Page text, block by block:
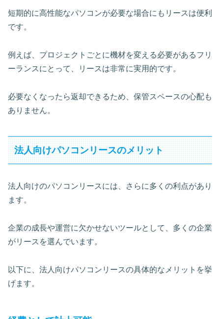
短期的に高性能なパソコンが必要な場合にもリースは便利
です。
例えば、プロジェクトごとに機材を変える必要があるフリ
ーランスにとって、リースは非常に実用的です。
必要なくなったら返却できるため、保管スペースの心配も
ありません。
法人向けパソコンリースのメリット
法人向けのパソコンリースには、さらに多くの利点があり
ます。
企業の成長や運営に欠かせないツールとして、多くの企業
がリースを選んでいます。
以下に、法人向けパソコンリースの具体的なメリットを挙
げます。